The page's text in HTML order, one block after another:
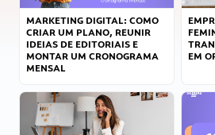
MARKETING DIGITAL: COMO
CRIAR UM PLANO, REUNIR
IDEIAS DE EDITORIAIS E
MONTAR UM CRONOGRAMA
MENSAL
EM